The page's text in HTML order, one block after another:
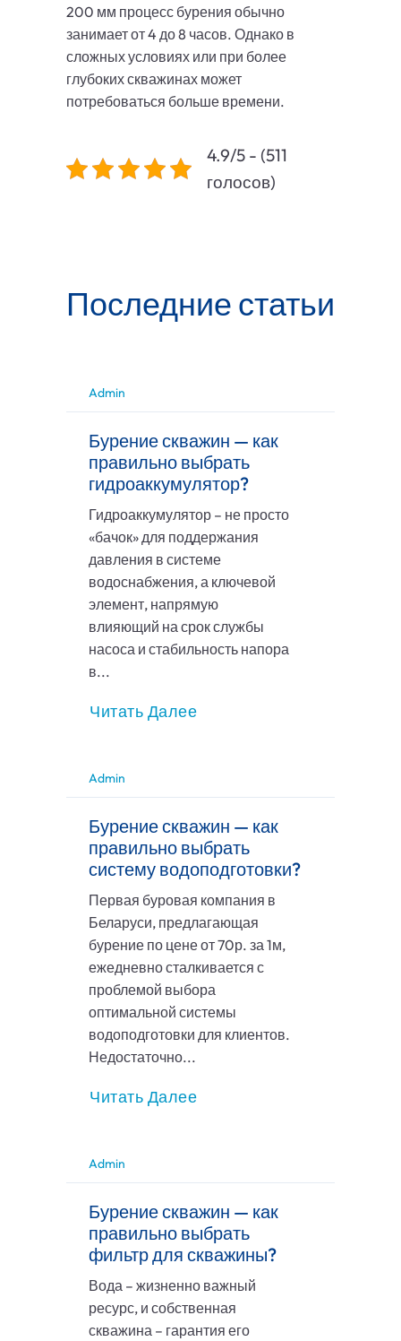
200 мм процесс бурения обычно
занимает от 4 до 8 часов. Однако в
сложных условиях или при более
глубоких скважинах может
потребоваться больше времени.
4.9/5 - (511
голосов)
Последние статьи
Admin
Бурение скважин — как
правильно выбрать
гидроаккумулятор?
Гидроаккумулятор – не просто
«бачок» для поддержания
давления в системе
водоснабжения, а ключевой
элемент, напрямую
влияющий на срок службы
насоса и стабильность напора
в...
Читать Далее
Admin
Бурение скважин — как
правильно выбрать
систему водоподготовки?
Первая буровая компания в
Беларуси, предлагающая
бурение по цене от 70р. за 1м,
ежедневно сталкивается с
проблемой выбора
оптимальной системы
водоподготовки для клиентов.
Недостаточно...
Читать Далее
Admin
Бурение скважин — как
правильно выбрать
фильтр для скважины?
Вода – жизненно важный
ресурс, и собственная
скважина – гарантия его